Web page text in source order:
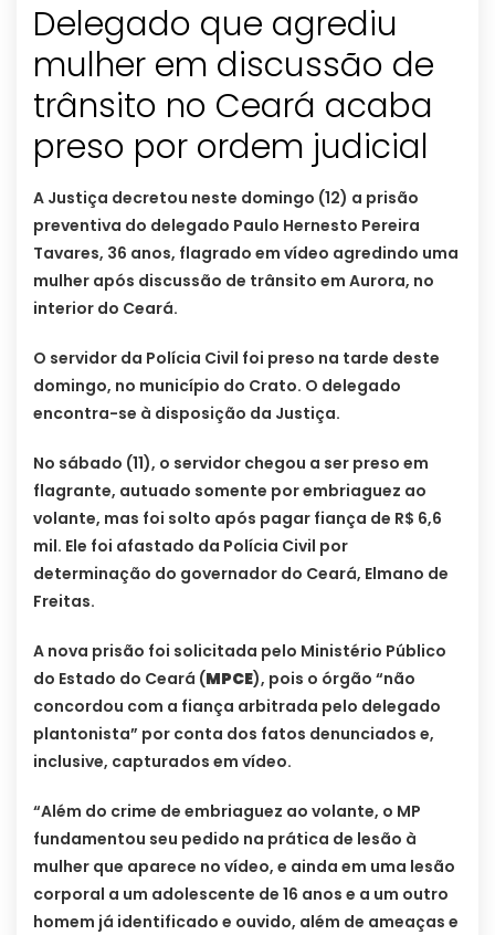
Delegado que agrediu
mulher em discussão de
trânsito no Ceará acaba
preso por ordem judicial
A Justiça decretou neste domingo (12) a prisão
preventiva do delegado Paulo Hernesto Pereira
Tavares, 36 anos, flagrado em vídeo agredindo uma
mulher após discussão de trânsito em Aurora, no
interior do Ceará.
O servidor da Polícia Civil foi preso na tarde deste
domingo, no município do Crato. O delegado
encontra-se à disposição da Justiça.
No sábado (11), o servidor chegou a ser preso em
flagrante, autuado somente por embriaguez ao
volante, mas foi solto após pagar fiança de R$ 6,6
mil. Ele foi afastado da Polícia Civil por
determinação do governador do Ceará, Elmano de
Freitas.
A nova prisão foi solicitada pelo Ministério Público
do Estado do Ceará (MPCE), pois o órgão “não
concordou com a fiança arbitrada pelo delegado
plantonista” por conta dos fatos denunciados e,
inclusive, capturados em vídeo.
“Além do crime de embriaguez ao volante, o MP
fundamentou seu pedido na prática de lesão à
mulher que aparece no vídeo, e ainda em uma lesão
corporal a um adolescente de 16 anos e a um outro
homem já identificado e ouvido, além de ameaças e